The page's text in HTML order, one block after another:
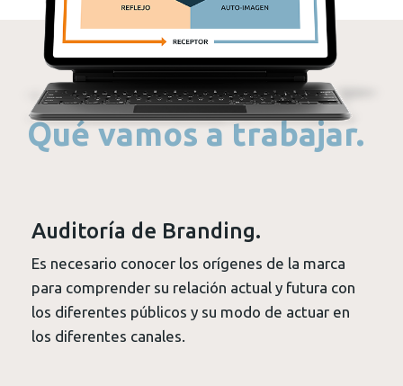
Qué vamos a trabajar.
Auditoría de Branding.
Es necesario conocer los orígenes de la marca
para comprender su relación actual y futura con
los diferentes públicos y su modo de actuar en
los diferentes canales.